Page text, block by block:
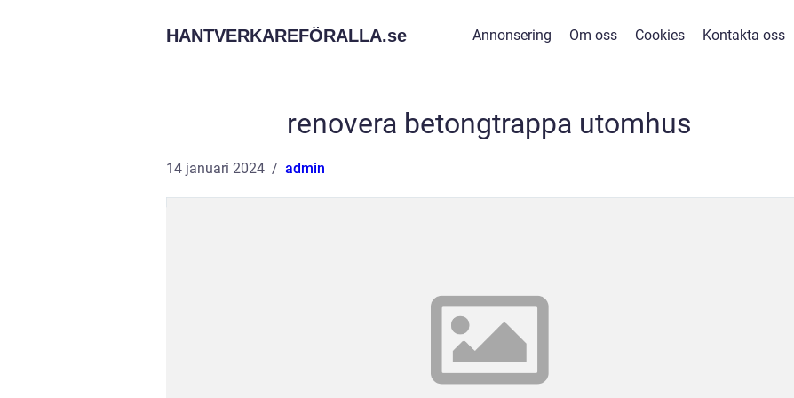
HANTVERKAREFÖRALLA.se Annonsering Om oss Cookies Kontakta oss
renovera betongtrappa utomhus
14 januari 2024 admin